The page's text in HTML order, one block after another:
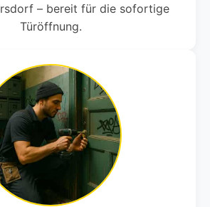
– bereit für die sofortige
Türöffnung.